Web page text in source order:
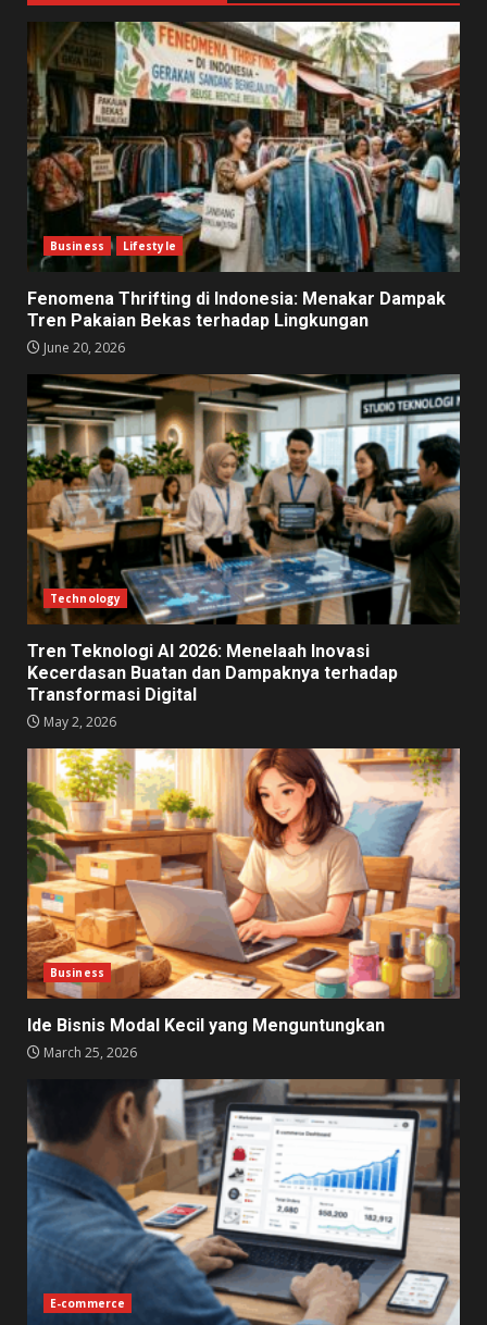
Business Lifestyle
Fenomena Thrifting di Indonesia: Menakar Dampak
Tren Pakaian Bekas terhadap Lingkungan
June 20, 2026
Technology
Tren Teknologi AI 2026: Menelaah Inovasi
Kecerdasan Buatan dan Dampaknya terhadap
Transformasi Digital
May 2, 2026
Business
Ide Bisnis Modal Kecil yang Menguntungkan
March 25, 2026
E-commerce